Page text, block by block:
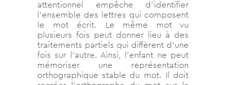
attentionnel empêche d’identifier
l’ensemble des lettres qui composent
le mot écrit. Le même mot vu
plusieurs fois peut donner lieu à des
traitements partiels qui diffèrent d’une
fois sur l’autre. Ainsi, l’enfant ne peut
mémoriser une représentation
orthographique stable du mot. Il doit